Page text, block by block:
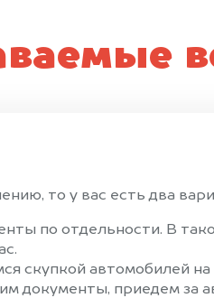
то у вас есть два
по отдельности. В
скупкой автомобилей на
документы, приедем за